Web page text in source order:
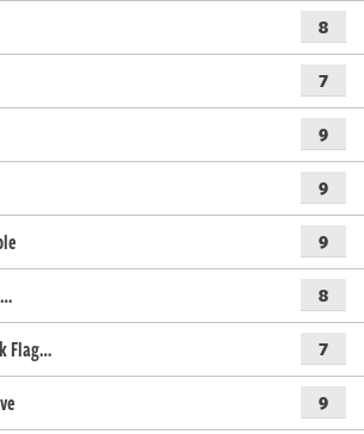
8
7
9
9
9
8
Flag… 7
9